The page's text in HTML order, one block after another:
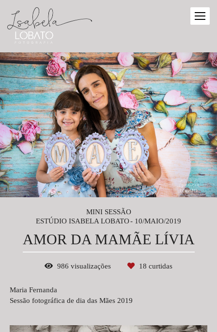
MINI SESSÃO
ESTÚDIO ISABELA LOBATO
10/MAIO/2019
AMOR DA MAMÃE LÍVIA
986 visualizações 18 curtidas
Maria Fernanda
Sessão fotográfica de dia das Mães 2019